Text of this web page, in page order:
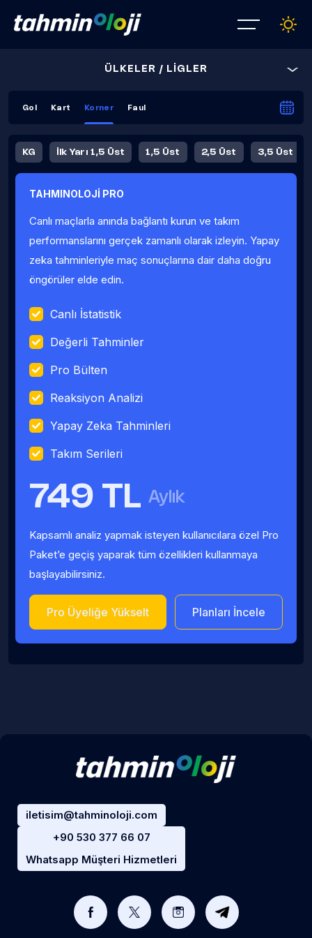
ÜLKELER / LİGLER
Gol Kart Korner Faul
KG İlk Yarı 1,5 Üst 1,5 Üst 2,5 Üst 3,5 Üst
Fauller Ortalama
TAHMINOLOJİ PRO
Canlı maçlarla anında bağlantı kurun ve takım
performanslarını gerçek zamanlı olarak izleyin. Yapay
zeka tahminleriyle maç sonuçlarına dair daha doğru
öngörüler elde edin.
Canlı İstatistik
Değerli Tahminler
Pro Bülten
Reaksiyon Analizi
Yapay Zeka Tahminleri
Takım Serileri
749 TL Aylık
Kapsamlı analiz yapmak isteyen kullanıcılara özel Pro
Paket’e geçiş yaparak tüm özellikleri kullanmaya
başlayabilirsiniz.
Pro Üyeliğe Yükselt Planları İncele
iletisim@tahminoloji.com
+90 530 377 66 07
Whatsapp Müşteri Hizmetleri